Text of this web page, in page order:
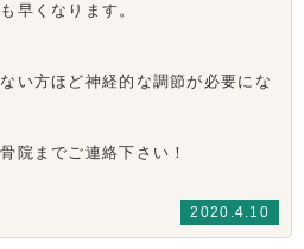
早くなります。
い方ほど神経的な調節が必要にな
院までご連絡下さい！
2020.4.10